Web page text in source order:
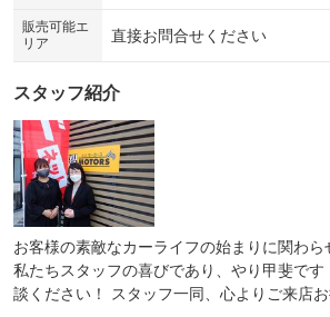
販売可能エ
リア
直接お問合せください
スタッフ紹介
お客様の素敵なカーライフの始まりに関わ
私たちスタッフの喜びであり、やり甲斐で
談ください！ スタッフ一同、心よりご来店お